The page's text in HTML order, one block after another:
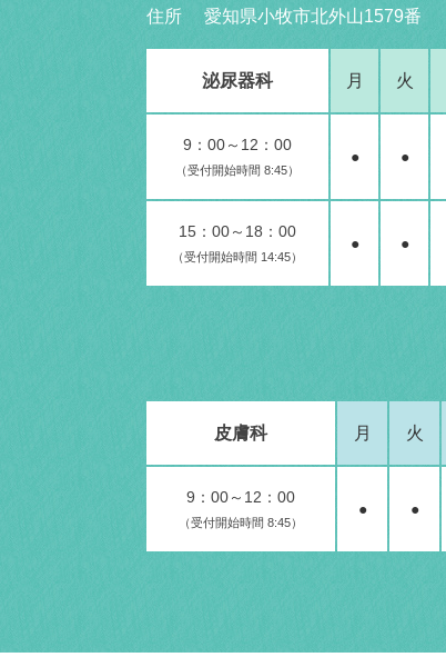
住所 愛知県小牧市北外山1579番
泌尿器科 月 火
9：00～12：00
（受付開始時間 8:45）
● ●
15：00～18：00
（受付開始時間 14:45）
● ●
皮膚科 月 火
9：00～12：00
（受付開始時間 8:45）
● ●